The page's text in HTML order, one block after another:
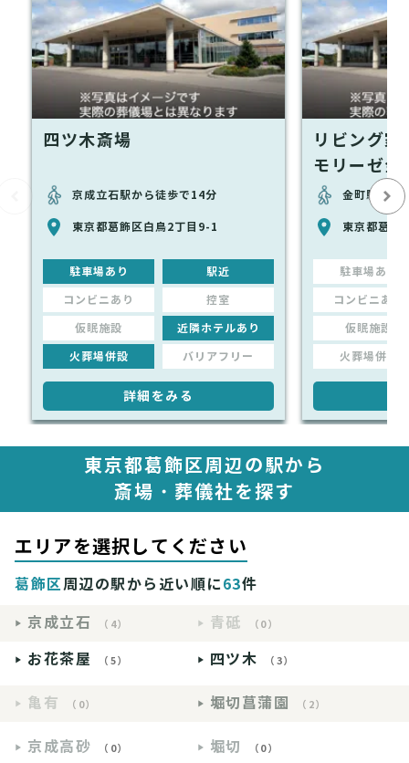
四ツ木斎場
京成立石駅から徒歩で14分
東京都葛飾区白鳥2丁目9-1
駐車場あり 駅近
コンビニあり 控室
仮眠施設 近隣ホテルあり
火葬場併設 バリアフリー
詳細をみる
リビング
モリーゼ金
金町駅から
東京都葛飾
駐車場あり
コンビニあり
仮眠施設
火葬場併設
東京都葛飾区周辺の駅から
斎場・葬儀社を探す
エリアを選択してください
葛飾区周辺の駅から近い順に63件
京成立石
（4） 青砥 （0）
お花茶屋 （5） 四ツ木 （3）
亀有 （0） 堀切菖蒲園 （2）
京成高砂 （0） 堀切 （0）